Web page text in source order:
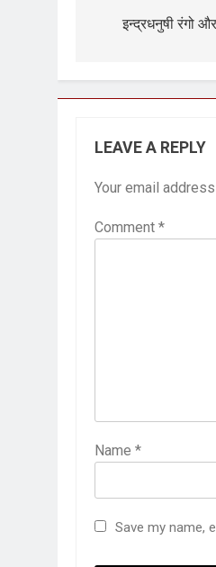
इन्द्रधनुषी रंगो
LEAVE A REPLY
Your email
Comment *
Name *
Save my name,